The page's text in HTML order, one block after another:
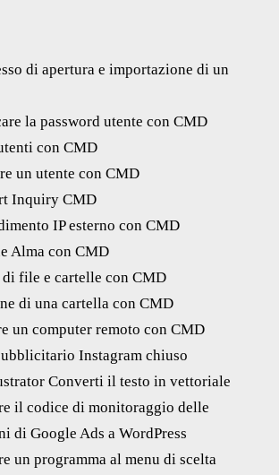
di apertura e importazione di un
la password utente con CMD
con CMD
un utente con CMD
Inquiry CMD
IP esterno con CMD
Alma con CMD
di file e cartelle con CMD
di una cartella con CMD
un computer remoto con CMD
Instagram chiuso
Converti il testo in vettoriale
il codice di monitoraggio delle
di Google Ads a WordPress
un programma al menu di scelta